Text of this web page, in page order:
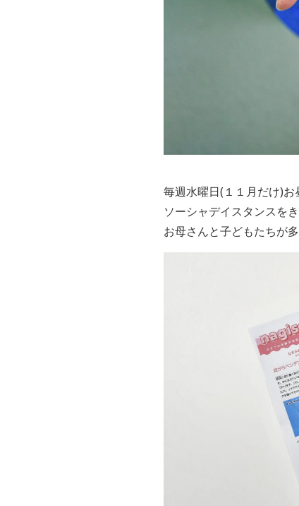
毎週水曜日(１１月だけ)
ソーシャデイスタンスを
お母さんと子どもたちが